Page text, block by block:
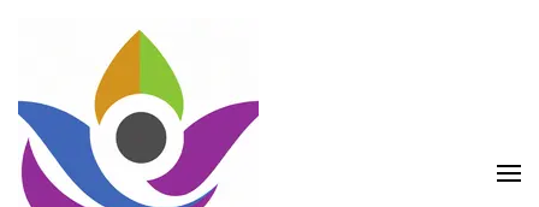
(druk
enter)